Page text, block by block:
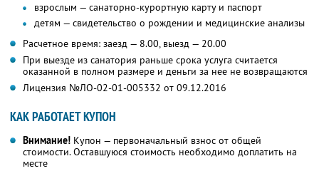
взрослым — санаторно-курортную карту и паспорт
детям — свидетельство о рождении и медицинские анализы
Расчетное время: заезд — 8.00, выезд — 20.00
При выезде из санатория раньше срока услуга считается
оказанной в полном размере и деньги за нее не возвращаются
Лицензия №ЛО-02-01-005332 от 09.12.2016
КАК РАБОТАЕТ КУПОН
Внимание! Купон — первоначальный взнос от общей
стоимости. Оставшуюся стоимость необходимо доплатить на
месте